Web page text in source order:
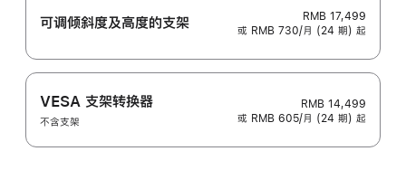
可调倾斜度及高‍度的支‍架
RMB 17,499
或 RMB 730/月 (24 期) 起
VESA 支架转换器
不含支架
RMB 14,499
或 RMB 605/月 (24 期) 起